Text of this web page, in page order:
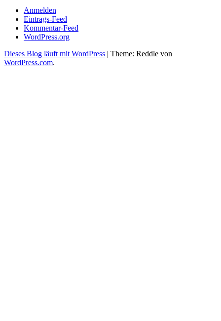
Anmelden
Eintrags-Feed
Kommentar-Feed
WordPress.org
Dieses Blog läuft mit WordPress | Theme: Reddle von
WordPress.com.